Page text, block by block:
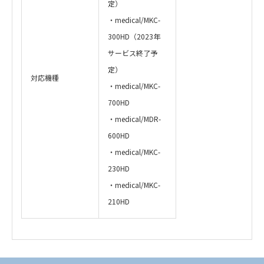
対応機種
定）
・medical/MKC-
300HD（2023年
サービス終了予
定）
・medical/MKC-
700HD
・medical/MDR-
600HD
・medical/MKC-
230HD
・medical/MKC-
210HD
・
アイコンのファイルは個人情報の入力が必須と